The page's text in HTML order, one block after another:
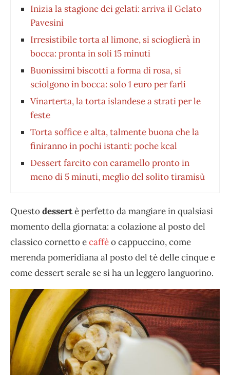
Inizia la stagione dei gelati: arriva il Gelato
Pavesini
Irresistibile torta al limone, si scioglierà in
bocca: pronta in soli 15 minuti
Buonissimi biscotti a forma di rosa, si
sciolgono in bocca: solo 1 euro per farli
Vínarterta, la torta islandese a strati per le
feste
Torta soffice e alta, talmente buona che la
finiranno in pochi istanti: poche kcal
Dessert farcito con caramello pronto in
meno di 5 minuti, meglio del solito tiramisù
Questodessertè perfetto da mangiare in qualsiasi
momento della giornata: a colazione al posto del
classico cornetto ecaffèo cappuccino, come
merenda pomeridiana al posto del tè delle cinque e
come dessert serale se si ha un leggero languorino.